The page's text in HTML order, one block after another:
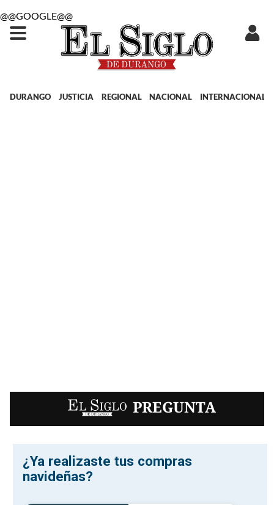
@@GOOGLE@@
DURANGO JUSTICIA REGIONAL NACIONAL INTERNACIONAL
EL SIGLO PREGUNTA